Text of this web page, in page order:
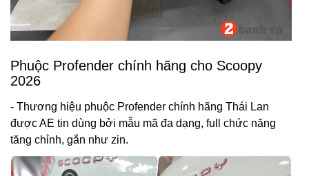
Phuộc Profender chính hãng cho Scoopy
2026
- Thương hiệu phuộc Profender chính hãng Thái Lan
được AE tin dùng bởi mẫu mã đa dạng, full chức năng
tăng chỉnh, gắn như zin.